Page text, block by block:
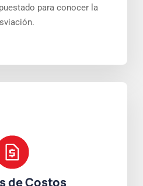
para conocer la
de Costos